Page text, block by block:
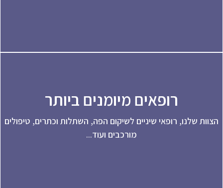
רופאים מיומנים ביותר
שלנו, רופאי שיניים לשיקום הפה, השתלות וכתרים, טיפולים
מורכבים ועוד...